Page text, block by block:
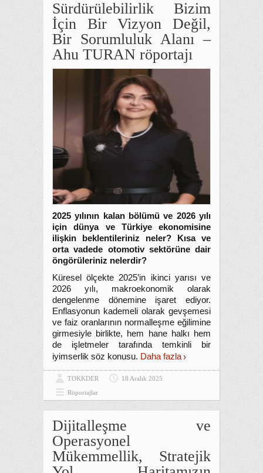
Sürdürülebilirlik Bizim
İçin Bir Vizyon Değil,
Bir Sorumluluk Alanı –
Ahu TURAN röportajı
2025 yılının kalan bölümü ve 2026 yılı
için dünya ve Türkiye ekonomisine
ilişkin beklentileriniz neler? Kısa ve
orta vadede otomotiv sektörüne dair
öngörüleriniz nelerdir?
Küresel ölçekte 2025’in ikinci yarısı ve
2026 yılı, makroekonomik olarak
dengelenme dönemine işaret ediyor.
Enflasyonun kademeli olarak gevşemesi
ve faiz oranlarının normalleşme eğilimine
girmesiyle birlikte, hem hane halkı hem
de işletmeler tarafında temkinli bir
iyimserlik söz konusu. Daha fazla
TOKKDER
18 Aralık 2025
Röportajlar
Dijitalleşme ve
Operasyonel
Mükemmellik, Stratejik